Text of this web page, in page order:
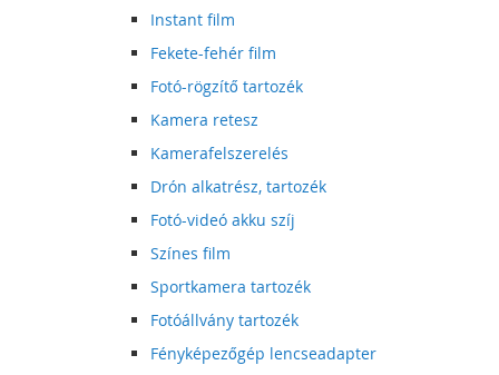
Instant film
Fekete-fehér film
Fotó-rögzítő tartozék
Kamera retesz
Kamerafelszerelés
Drón alkatrész, tartozék
Fotó-videó akku szíj
Színes film
Sportkamera tartozék
Fotóállvány tartozék
Fényképezőgép lencseadapter